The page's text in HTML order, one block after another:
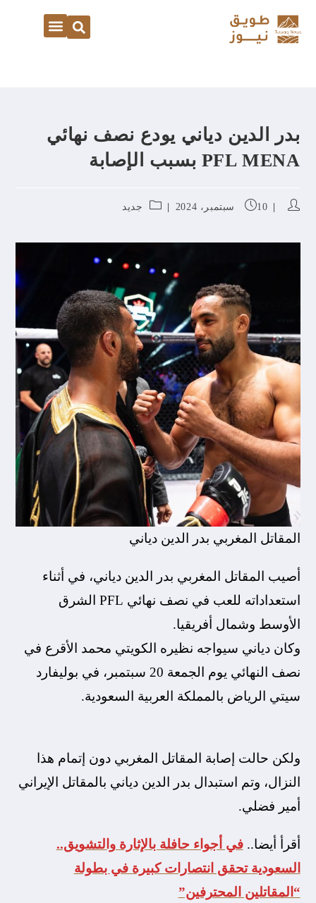
بدر الدين دياني يودع نصف نهائي
PFL MENA بسبب الإصابة
10 سبتمبر، 2024 جديد
المقاتل المغربي بدر الدين دياني
أصيب المقاتل المغربي بدر الدين دياني، في أثناء
استعداداته للعب في نصف نهائي PFL الشرق
الأوسط وشمال أفريقيا.
وكان دياني سيواجه نظيره الكويتي محمد الأقرع في
نصف النهائي يوم الجمعة 20 سبتمبر، في بوليفارد
سيتي الرياض بالمملكة العربية السعودية.
ولكن حالت إصابة المقاتل المغربي دون إتمام هذا
النزال، وتم استبدال بدر الدين دياني بالمقاتل الإيراني
أمير فضلي.
أقرأ أيضا..في أجواء حافلة بالإثارة والتشويق..
السعودية تحقق انتصارات كبيرة في بطولة
“المقاتلين المحترفين”